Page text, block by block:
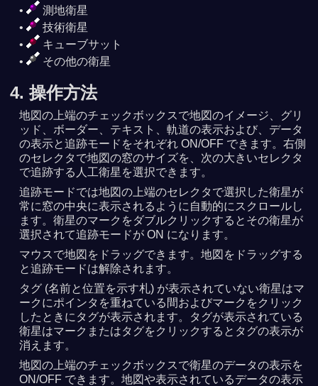
測地衛星
技術衛星
キューブサット
その他の衛星
4. 操作方法
地図の上端のチェックボックスで地図のイメージ、グリ
ッド、ボーダー、テキスト、軌道の表示および、データ
の表示と追跡モードをそれぞれ ON/OFF できます。右側
のセレクタで地図の窓のサイズを、次の大きいセレクタ
で追跡する人工衛星を選択できます。
追跡モードでは地図の上端のセレクタで選択した衛星が
常に窓の中央に表示されるように自動的にスクロールし
ます。衛星のマークをダブルクリックするとその衛星が
選択されて追跡モードが ON になります。
マウスで地図をドラッグできます。地図をドラッグする
と追跡モードは解除されます。
タグ (名前と位置を示す札) が表示されていない衛星はマ
ークにポインタを重ねている間およびマークをクリック
したときにタグが表示されます。タグが表示されている
衛星はマークまたはタグをクリックするとタグの表示が
消えます。
地図の上端のチェックボックスで衛星のデータの表示を
ON/OFF できます。地図や表示されているデータの表示